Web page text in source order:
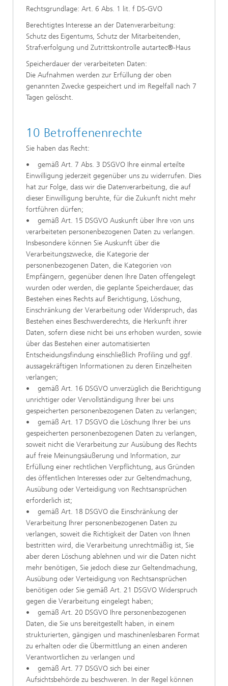
Rechtsgrundlage: Art. 6 Abs. 1 lit. f DS-GVO
Berechtigtes Interesse an der Datenverarbeitung:
Schutz des Eigentums, Schutz der Mitarbeitenden,
Strafverfolgung und Zutrittskontrolle autartec®-Haus
Speicherdauer der verarbeiteten Daten:
Die Aufnahmen werden zur Erfüllung der oben
genannten Zwecke gespeichert und im Regelfall nach 7
Tagen gelöscht.
10 Betroffenenrechte
Sie haben das Recht:
• gemäß Art. 7 Abs. 3 DSGVO Ihre einmal erteilte
Einwilligung jederzeit gegenüber uns zu widerrufen. Dies
hat zur Folge, dass wir die Datenverarbeitung, die auf
dieser Einwilligung beruhte, für die Zukunft nicht mehr
fortführen dürfen;
• gemäß Art. 15 DSGVO Auskunft über Ihre von uns
verarbeiteten personenbezogenen Daten zu verlangen.
Insbesondere können Sie Auskunft über die
Verarbeitungszwecke, die Kategorie der
personenbezogenen Daten, die Kategorien von
Empfängern, gegenüber denen Ihre Daten offengelegt
wurden oder werden, die geplante Speicherdauer, das
Bestehen eines Rechts auf Berichtigung, Löschung,
Einschränkung der Verarbeitung oder Widerspruch, das
Bestehen eines Beschwerderechts, die Herkunft ihrer
Daten, sofern diese nicht bei uns erhoben wurden, sowie
über das Bestehen einer automatisierten
Entscheidungsfindung einschließlich Profiling und ggf.
aussagekräftigen Informationen zu deren Einzelheiten
verlangen;
• gemäß Art. 16 DSGVO unverzüglich die Berichtigung
unrichtiger oder Vervollständigung Ihrer bei uns
gespeicherten personenbezogenen Daten zu verlangen;
• gemäß Art. 17 DSGVO die Löschung Ihrer bei uns
gespeicherten personenbezogenen Daten zu verlangen,
soweit nicht die Verarbeitung zur Ausübung des Rechts
auf freie Meinungsäußerung und Information, zur
Erfüllung einer rechtlichen Verpflichtung, aus Gründen
des öffentlichen Interesses oder zur Geltendmachung,
Ausübung oder Verteidigung von Rechtsansprüchen
erforderlich ist;
• gemäß Art. 18 DSGVO die Einschränkung der
Verarbeitung Ihrer personenbezogenen Daten zu
verlangen, soweit die Richtigkeit der Daten von Ihnen
bestritten wird, die Verarbeitung unrechtmäßig ist, Sie
aber deren Löschung ablehnen und wir die Daten nicht
mehr benötigen, Sie jedoch diese zur Geltendmachung,
Ausübung oder Verteidigung von Rechtsansprüchen
benötigen oder Sie gemäß Art. 21 DSGVO Widerspruch
gegen die Verarbeitung eingelegt haben;
• gemäß Art. 20 DSGVO Ihre personenbezogenen
Daten, die Sie uns bereitgestellt haben, in einem
strukturierten, gängigen und maschinenlesbaren Format
zu erhalten oder die Übermittlung an einen anderen
Verantwortlichen zu verlangen und
• gemäß Art. 77 DSGVO sich bei einer
Aufsichtsbehörde zu beschweren. In der Regel können